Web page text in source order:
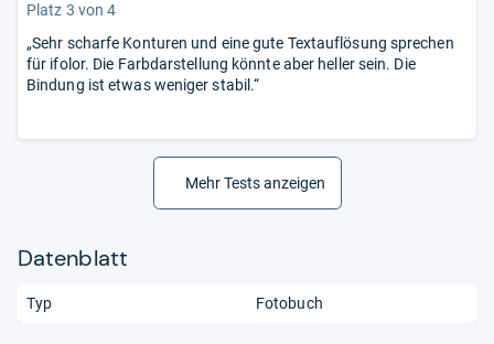
Platz 3 von 4
„Sehr scharfe Konturen und eine gute Textauflösung sprechen
für ifolor. Die Farbdarstellung könnte aber heller sein. Die
Bindung ist etwas weniger stabil.“
Mehr Tests anzeigen
Datenblatt
Typ Fotobuch